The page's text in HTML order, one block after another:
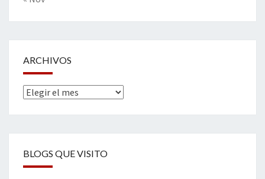
ARCHIVOS
Archivos
BLOGS QUE VISITO